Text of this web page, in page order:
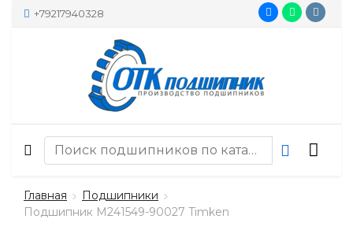
+79217940328
Главная
Подшипники
Подшипник M241549-90027 Timken